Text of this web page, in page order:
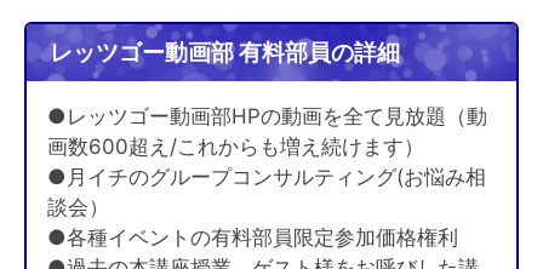
レッツゴー動画部 有料部員の詳細
●レッツゴー動画部HPの動画を全て見放題（動
画数600超え/これからも増え続けます）
●月イチのグループコンサルティング(お悩み相
談会）
●各種イベントの有料部員限定参加価格権利